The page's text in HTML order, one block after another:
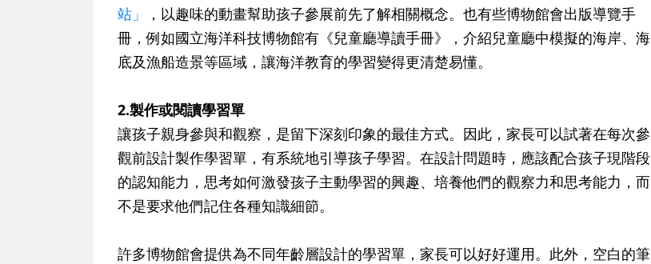
站」
，以趣味的動畫幫助孩子參展前先了解相關概念。也有些博物館會出版導覽手
冊，例如國立海洋科技博物館有《兒童廳導讀手冊》，介紹兒童廳中模擬的海岸、海
底及漁船造景等區域，讓海洋教育的學習變得更清楚易懂。
2.製作或閱讀學習單
讓孩子親身參與和觀察，是留下深刻印象的最佳方式。因此，家長可以試著在每次參
觀前設計製作學習單，有系統地引導孩子學習。在設計問題時，應該配合孩子現階段
的認知能力，思考如何激發孩子主動學習的興趣、培養他們的觀察力和思考能力，而
不是要求他們記住各種知識細節。
許多博物館會提供為不同年齡層設計的學習單，家長可以好好運用。此外，空白的筆